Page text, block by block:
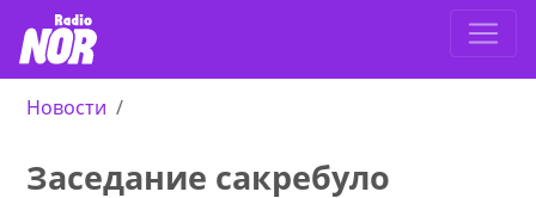
Новости
Заседание сакребуло